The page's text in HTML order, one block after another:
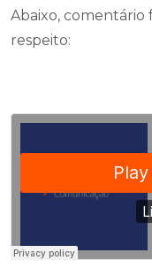
Abaixo, comentário
respeito: